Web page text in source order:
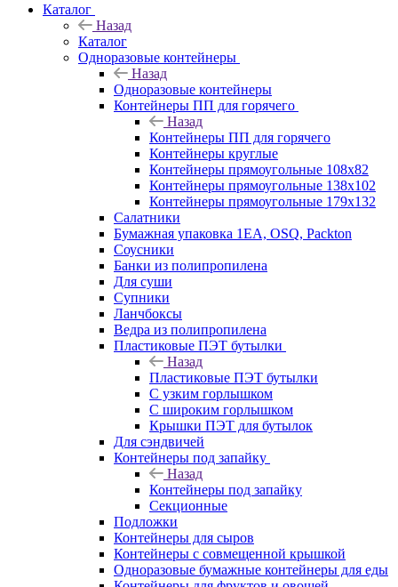
Каталог
Назад
Каталог
Одноразовые контейнеры
Назад
Одноразовые контейнеры
Контейнеры ПП для горячего
Назад
Контейнеры ПП для горячего
Контейнеры круглые
Контейнеры прямоугольные 108х82
Контейнеры прямоугольные 138х102
Контейнеры прямоугольные 179х132
Салатники
Бумажная упаковка 1ЕА, OSQ, Packton
Соусники
Банки из полипропилена
Для суши
Супники
Ланчбоксы
Ведра из полипропилена
Пластиковые ПЭТ бутылки
Назад
Пластиковые ПЭТ бутылки
С узким горлышком
С широким горлышком
Крышки ПЭТ для бутылок
Для сэндвичей
Контейнеры под запайку
Назад
Контейнеры под запайку
Секционные
Подложки
Контейнеры для сыров
Контейнеры с совмещенной крышкой
Одноразовые бумажные контейнеры для еды